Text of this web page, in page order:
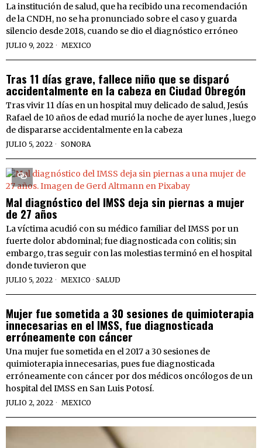
La institución de salud, que ha recibido una recomendación
de la CNDH, no se ha pronunciado sobre el caso y guarda
silencio desde 2018, cuando se dio el diagnóstico erróneo
JULIO 9, 2022 MEXICO
Tras 11 días grave, fallece niño que se disparó
accidentalmente en la cabeza en Ciudad Obregón
Tras vivir 11 días en un hospital muy delicado de salud, Jesús
Rafael de 10 años de edad murió la noche de ayer lunes , luego
de dispararse accidentalmente en la cabeza
JULIO 5, 2022 SONORA
Mal diagnóstico del IMSS deja sin piernas a mujer
de 27 años
La víctima acudió con su médico familiar del IMSS por un
fuerte dolor abdominal; fue diagnosticada con colitis; sin
embargo, tras seguir con las molestias terminó en el hospital
donde tuvieron que
JULIO 5, 2022 MEXICO · SALUD
Mujer fue sometida a 30 sesiones de quimioterapia
innecesarias en el IMSS, fue diagnosticada
erróneamente con cáncer
Una mujer fue sometida en el 2017 a 30 sesiones de
quimioterapia innecesarias, pues fue diagnosticada
erróneamente con cáncer por dos médicos oncólogos de un
hospital del IMSS en San Luis Potosí.
JULIO 2, 2022 MEXICO